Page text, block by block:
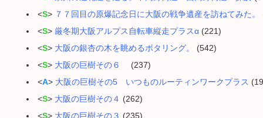
<S> ７７回目の原爆記念日に大阪の戦争遺産を訪ねてみた。
<S> 厳冬期大阪アルプス自転車縦走プラスα (221)
<S> 大阪の銀杏の木を眺めるポタリング。
(542)
<S> 大阪の巨樹その６
(237)
<A> 大阪の巨樹その5 いつものルーティンワークプラス
<S> 大阪の巨樹その４ (262)
<S> 大阪の巨樹その３ (235)